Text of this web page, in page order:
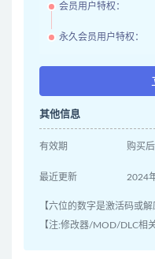
会员用户特权：
永久会员用户特权：
其他信息
有效期 购买
最近更新 2024
【六位的数字是激活码或
【注:修改器/MOD/DLC相